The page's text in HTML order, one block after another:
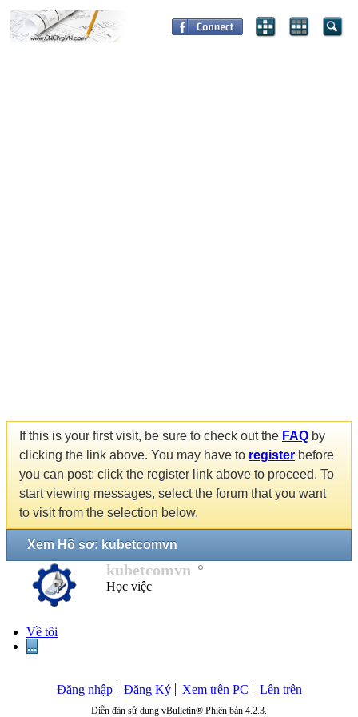
If this is your first visit, be sure to check out the FAQ by
clicking the link above. You may have to register before
you can post: click the register link above to proceed. To
start viewing messages, select the forum that you want
to visit from the selection below.
Xem Hồ sơ: kubetcomvn
kubetcomvn
Học việc
Về tôi
...
Đăng nhập Đăng Ký Xem trên PC Lên trên
Diễn đàn sử dụng vBulletin® Phiên bản 4.2.3.